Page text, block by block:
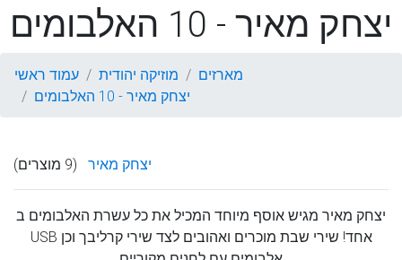
יצחק מאיר - 10 האלבומים
עמוד ראשי מוזיקה יהודית
מארזים
יצחק מאיר - 10 האלבומים
יצחק מאיר (9 מוצרים)
יצחק מאיר מגיש אוסף מיוחד המכיל את כל עשרת האלבומים ב
USB אחד! שירי שבת מוכרים ואהובים לצד שירי קרליבך וכן